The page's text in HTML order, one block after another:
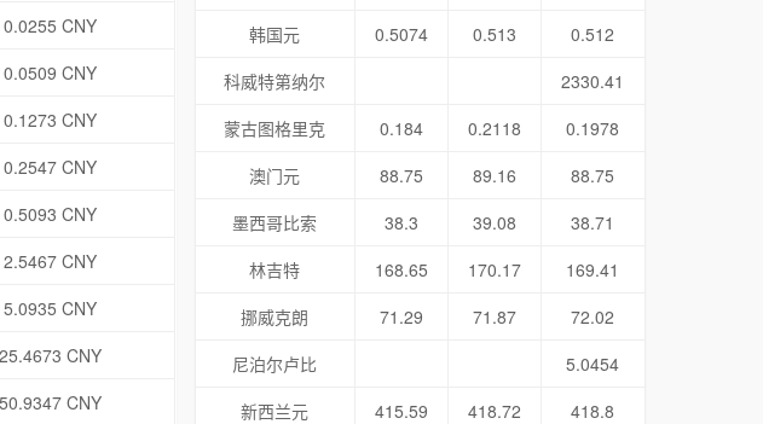
0.0255 CNY
0.0509 CNY
0.1273 CNY
0.2547 CNY
0.5093 CNY
2.5467 CNY
5.0935 CNY
25.4673 CNY
50.9347 CNY
韩国元
0.5074 0.513
0.512
科威特第纳尔
2330.41
蒙古图格里克
0.184 0.2118
0.1978
澳门元
88.75 89.16
88.75
墨西哥比索
38.3 39.08
38.71
林吉特
168.65 170.17
169.41
挪威克朗
71.29 71.87
72.02
尼泊尔卢比
5.0454
新西兰元
415.59 418.72
418.8